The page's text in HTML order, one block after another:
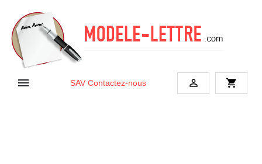
 SAV Contactez-nous  shopping_cart